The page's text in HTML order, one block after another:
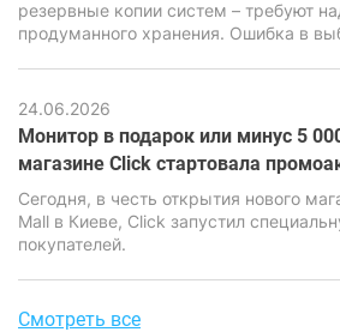
резервные копии систем – требуют
продуманного хранения. Ошибка в
поэтому вопрос выбора между
локальными накопителями стоит
24.06.2026
Монитор в подарок или минус 5
магазине Click стартовала
Сегодня, в честь открытия нового
Mall в Киеве, Click запустил
покупателей.
Смотреть все